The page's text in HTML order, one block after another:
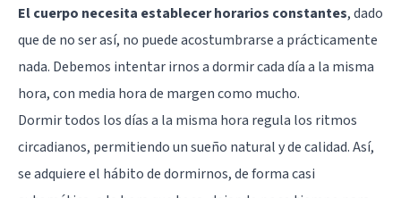
El cuerpo necesita establecer horarios constantes, dado
que de no ser así, no puede acostumbrarse a prácticamente
nada. Debemos intentar irnos a dormir cada día a la misma
hora, con media hora de margen como mucho.
Dormir todos los días a la misma hora regula los ritmos
circadianos, permitiendo un sueño natural y de calidad. Así,
se adquiere el hábito de dormirnos, de forma casi